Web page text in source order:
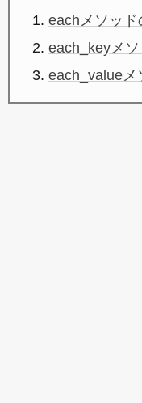
eachメソッド
each_keyメ
each_valueメ